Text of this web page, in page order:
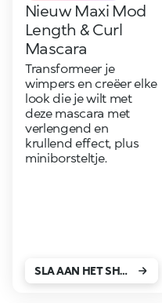
Nieuw Maxi Mod
Length & Curl
Mascara
Transformeer je
wimpers en creëer elke
look die je wilt met
deze mascara met
verlengend en
krullend effect, plus
miniborsteltje.
SLA AAN HET SHOPPEN!